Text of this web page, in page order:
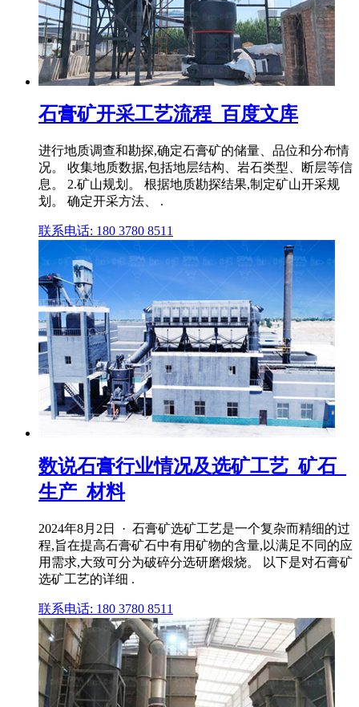
石膏矿开采工艺流程_百度文库
进行地质调查和勘探,确定石膏矿的储量、品位和分布情
况。 收集地质数据,包括地层结构、岩石类型、断层等信
息。 2.矿山规划。 根据地质勘探结果,制定矿山开采规
划。 确定开采方法、 .
联系电话: 180 3780 8511
数说石膏行业情况及选矿工艺_矿石_
生产_材料
2024年8月2日 · 石膏矿选矿工艺是一个复杂而精细的过
程,旨在提高石膏矿石中有用矿物的含量,以满足不同的应
用需求,大致可分为破碎分选研磨煅烧。 以下是对石膏矿
选矿工艺的详细 .
联系电话: 180 3780 8511